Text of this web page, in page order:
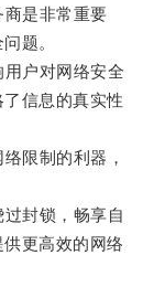
是非常重要
题。
户对网络安全
信息的真实性
限制的利器，
封锁，畅享自
更高效的网络